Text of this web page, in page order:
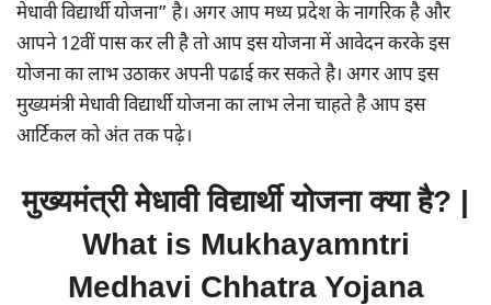
मेधावी विद्यार्थी योजना” है। अगर आप मध्य प्रदेश के नागरिक है और
आपने 12वीं पास कर ली है तो आप इस योजना में आवेदन करके इस
योजना का लाभ उठाकर अपनी पढाई कर सकते है। अगर आप इस
मुख्यमंत्री मेधावी विद्यार्थी योजना का लाभ लेना चाहते है आप इस
आर्टिकल को अंत तक पढ़े।
मुख्यमंत्री मेधावी विद्यार्थी योजना क्या है? |
What is Mukhayamntri
Medhavi Chhatra Yojana